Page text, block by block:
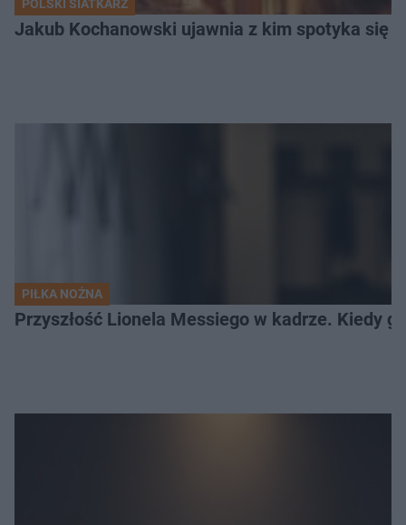
POLSKI SIATKARZ
Jakub Kochanowski ujawnia z kim spotyka się
PIŁKA NOŻNA
Przyszłość Lionela Messiego w kadrze. Kiedy